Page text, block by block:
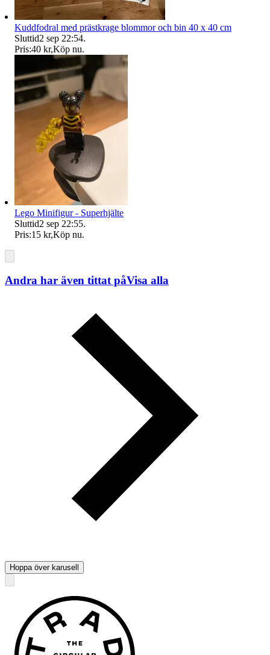
Kuddfodral med prästkrage blommor och bin 40 x 40 cm
Sluttid2 sep 22:54.
Pris:40 kr,Köp nu.
Lego Minifigur - Superhjälte
Sluttid2 sep 22:55.
Pris:15 kr,Köp nu.
Andra har även tittat påVisa alla
Hoppa över karusell